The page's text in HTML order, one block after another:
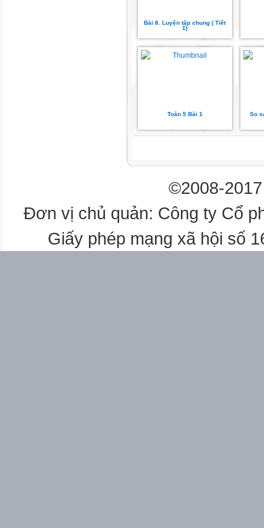
B. 56
a) 51,23 + 23,67
Vậy 51,23 + 23,67 = 74,9
b) 81,092
Bài 8. Luyện tập chung ( Tiết
1)
Toán 5 Bài 1 So
©2008-
Đơn vị chủ quản: Công ty Cổ
Giấy phép mạng xã hội số